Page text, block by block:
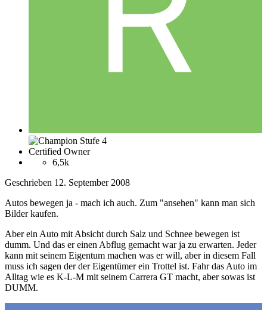
Certified Owner
6,5k
Geschrieben 12. September 2008
Autos bewegen ja - mach ich auch. Zum "ansehen" kann man sich
Bilder kaufen.
Aber ein Auto mit Absicht durch Salz und Schnee bewegen ist
dumm. Und das er einen Abflug gemacht war ja zu erwarten. Jeder
kann mit seinem Eigentum machen was er will, aber in diesem Fall
muss ich sagen der der Eigentümer ein Trottel ist. Fahr das Auto im
Alltag wie es K-L-M mit seinem Carrera GT macht, aber sowas ist
DUMM.